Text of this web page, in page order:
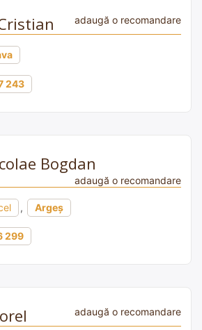
adaugă o recomandare
243
Bogdan
adaugă o recomandare
, Argeș
299
adaugă o recomandare